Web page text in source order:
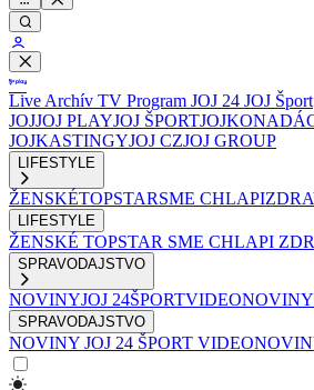
Live Archív TV Program JOJ 24 JOJ Šport
JOJJOJ PLAYJOJ ŠPORTJOJKO
JOJKASTINGYJOJ CZJOJ GROUP
LIFESTYLE
ŽENSKÉTOPSTARSME CHLAPI
LIFESTYLE
ŽENSKÉ TOPSTAR SME CHLAPI
SPRAVODAJSTVO
NOVINYJOJ 24ŠPORTVIDEONOVINY
SPRAVODAJSTVO
NOVINY JOJ 24 ŠPORT